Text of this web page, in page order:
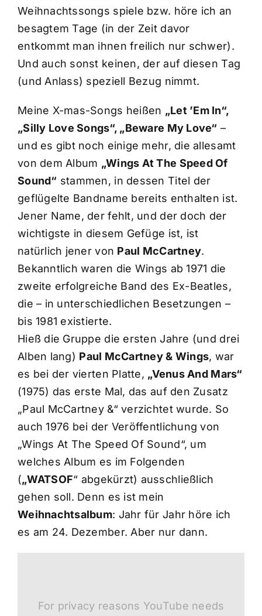
Weihnachtssongs spiele bzw. höre ich an
besagtem Tage (in der Zeit davor
entkommt man ihnen freilich nur schwer).
Und auch sonst keinen, der auf diesen Tag
(und Anlass) speziell Bezug nimmt.
Meine X-mas-Songs heißen „Let ’Em In“,
„Silly Love Songs“, „Beware My Love“ –
und es gibt noch einige mehr, die allesamt
von dem Album „Wings At The Speed Of
Sound“ stammen, in dessen Titel der
geflügelte Bandname bereits enthalten ist.
Jener Name, der fehlt, und der doch der
wichtigste in diesem Gefüge ist, ist
natürlich jener von Paul McCartney.
Bekanntlich waren die Wings ab 1971 die
zweite erfolgreiche Band des Ex-Beatles,
die – in unterschiedlichen Besetzungen –
bis 1981 existierte.
Hieß die Gruppe die ersten Jahre (und drei
Alben lang) Paul McCartney & Wings, war
es bei der vierten Platte, „Venus And Mars“
(1975) das erste Mal, das auf den Zusatz
„Paul McCartney &“ verzichtet wurde. So
auch 1976 bei der Veröffentlichung von
„Wings At The Speed Of Sound“, um
welches Album es im Folgenden
(„WATSOF“ abgekürzt) ausschließlich
gehen soll. Denn es ist mein
Weihnachtsalbum: Jahr für Jahr höre ich
es am 24. Dezember. Aber nur dann.
For privacy reasons YouTube needs